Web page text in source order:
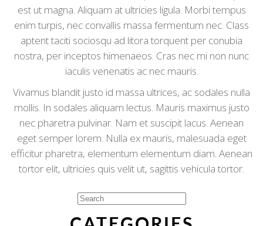
est ut magna. Aliquam at ultricies ligula. Morbi tempus
enim turpis, nec convallis massa fermentum nec. Class
aptent taciti sociosqu ad litora torquent per conubia
nostra, per inceptos himenaeos. Cras nec mi non nunc
iaculis venenatis ac nec mauris.
Vivamus blandit justo id massa ultrices, ac sodales nulla
mollis. In sodales aliquam lectus. Mauris maximus justo
nec pharetra pulvinar. Nam et suscipit lacus. Aenean
eget semper lorem. Nulla ex mauris, malesuada eget
efficitur pharetra, elementum elementum diam. Aenean
tortor elit, ultricies quis velit ut, sagittis vehicula tortor.